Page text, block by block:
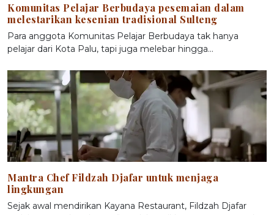
Komunitas Pelajar Berbudaya pesemaian dalam
melestarikan kesenian tradisional Sulteng
Para anggota Komunitas Pelajar Berbudaya tak hanya
pelajar dari Kota Palu, tapi juga melebar hingga…
Mantra Chef Fildzah Djafar untuk menjaga
lingkungan
Sejak awal mendirikan Kayana Restaurant, Fildzah Djafar